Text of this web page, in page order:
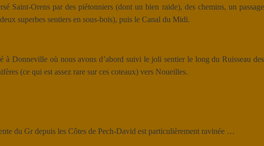
Saint-Orens par des piétonniers (dont un bien raide), des chemins, un passage
superbes sentiers en sous-bois), puis le Canal du Midi.
à Donneville où nous avons d’abord suivi le joli sentier le long du Ruisseau des
(ce qui est assez rare sur ces coteaux) vers Noueilles.
du Gr depuis les Côtes de Pech-David est particulièrement ravinée …